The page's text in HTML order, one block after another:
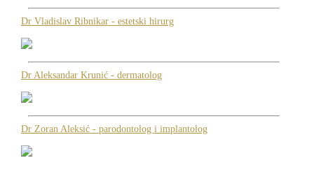
Dr Vladislav Ribnikar - estetski hirurg
Dr Aleksandar Krunić - dermatolog
Dr Zoran Aleksić - parodontolog i implantolog